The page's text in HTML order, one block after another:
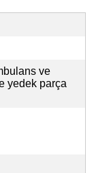
ve
yedek parça